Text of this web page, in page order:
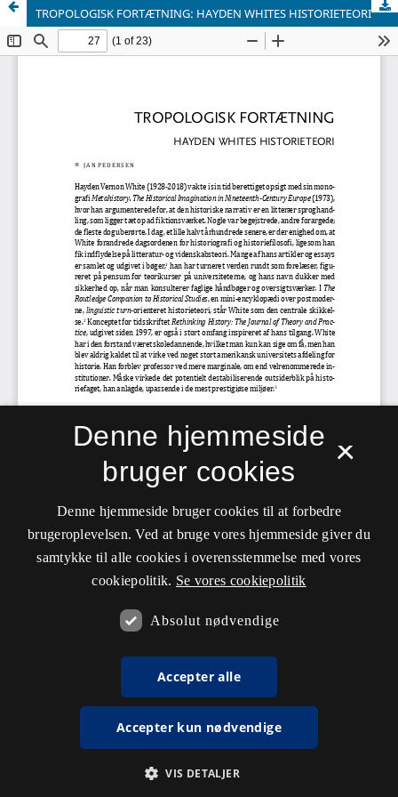
TROPOLOGISK FORTÆTNING: HAYDEN WHITES HISTORIETEORI
×
Denne hjemmeside
bruger cookies
Denne hjemmeside bruger cookies til at forbedre
brugeroplevelsen. Ved at bruge vores hjemmeside giver du
samtykke til alle cookies i overensstemmelse med vores
cookiepolitik. Se vores cookiepolitik
Absolut nødvendige
Accepter alle
Accepter kun nødvendige
VIS DETALJER